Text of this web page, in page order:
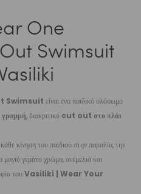
One
Swimsuit
Swimsuit είναι ένα παιδικό ολόσωμο
, διακριτικό cut out στο πλάι
κίνηση του παιδιού στην παραλία, την
μαγιό γεμάτο χρώμα, ανεμελιά και
τουVasiliki | Wear Your